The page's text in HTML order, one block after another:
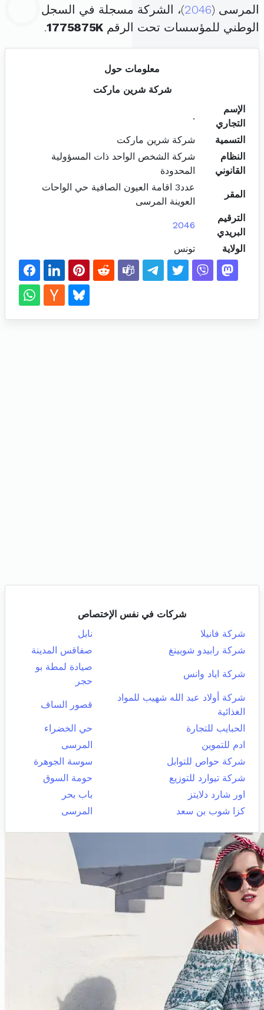
المرسى (2046)، الشركة مسجلة في السجل
الوطني للمؤسسات تحت الرقم 1775875K
.
معلومات حول
شركة شرين ماركت
الإسم
التجاري
.
التسمية
شركة شرين ماركت
النظام
القانوني
شركة الشخص الواحد ذات المسؤولية
المحدودة
المقر
عدد3 اقامة العيون الصافية حي الواحات
العوينة المرسى
الترقيم
البريدي
2046
الولاية تونس
شركات في نفس الإختصاص
شركة فانيلا
نابل
شركة رابيدو شوبينغ
صفاقس المدينة
شركة اياد وانس
صيادة لمطة بو
حجر
شركة أولاد عبد الله شهيب للمواد
الغذائية
قصور الساف
الحبايب للتجارة
حي الخضراء
ادم للتموين
المرسى
شركة حواص للتوابل
سوسة الجوهرة
شركة تيوارد للتوزيع
حومة السوق
اور شارد دلايتز
باب بحر
كزا شوب بن سعد
المرسى